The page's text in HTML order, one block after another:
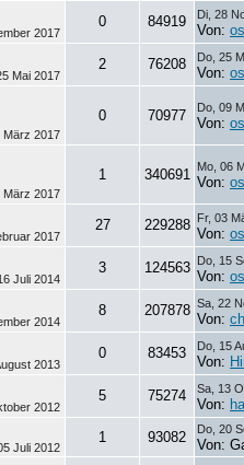
2017
0 84919 Di, 28
Von:
Mai 2017
2 76208 Do, 25
Von:
März 2017
0 70977 Do, 09
Von:
März 2017
1 340691 Mo, 06
Von:
2017
27 229288 Fr, 03
Von:
Juli 2014
3 124563 Do, 15
Von:
2014
8 207878 Sa, 22
Von:
2013
0 83453 Do, 15
Von:
2012
5 75274 Sa, 13
Von:
Juli 2012
1 93082 Do, 20
Von: